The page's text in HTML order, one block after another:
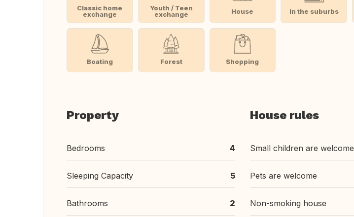
Classic home
exchange
Youth / Teen
exchange
House In the suburbs
Boating Forest Shopping
Property
Bedrooms 4
Sleeping Capacity 5
Bathrooms 2
House rules
Small children are welcome
Pets are welcome
Non-smoking house